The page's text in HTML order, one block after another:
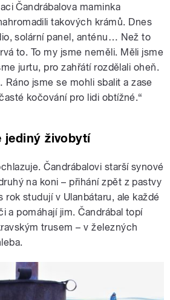
Čandrábalova maminka
takových krámů. Dnes
solární panel, anténu… Než to
to. To my jsme neměli. Měli jsme
jurtu, pro zahřátí rozdělali oheň.
jsme se mohli sbalit a zase
kočování pro lidi obtížné.“
jediný živobytí
Čandrábalovi starší synové
na koni – přihání zpět z pastvy
rok studují v Ulanbátaru, ale každé
a pomáhají jim. Čandrábal topí
trusem – v železných